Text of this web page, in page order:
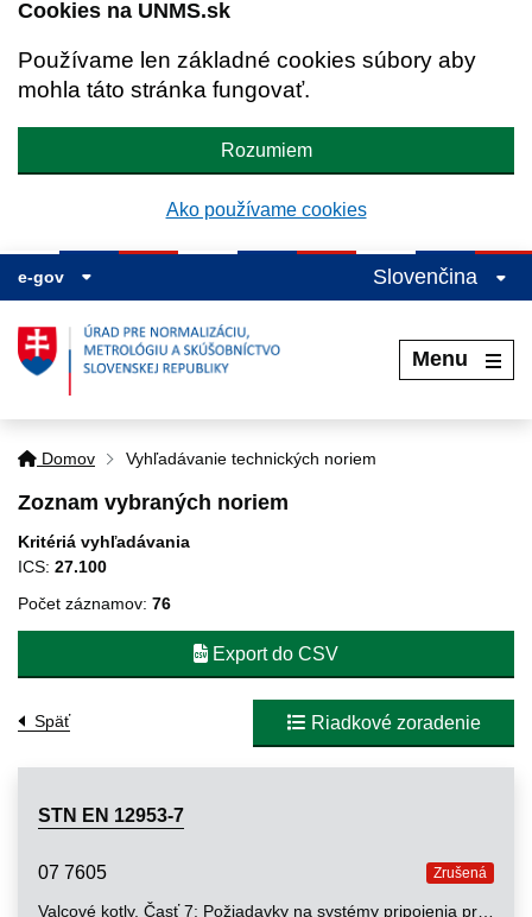
Cookies na UNMS.sk
Používame len základné cookies súbory aby
mohla táto stránka fungovať.
Rozumiem
Ako používame cookies
e-gov Slovenčina
Menu
Domov Vyhľadávanie technických noriem
Zoznam vybraných noriem
Kritériá vyhľadávania
ICS: 27.100
Počet záznamov: 76
Export do CSV
Späť Riadkové zoradenie
STN EN 12953-7
07 7605 Zrušená